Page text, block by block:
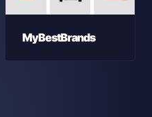
MyBestBrands